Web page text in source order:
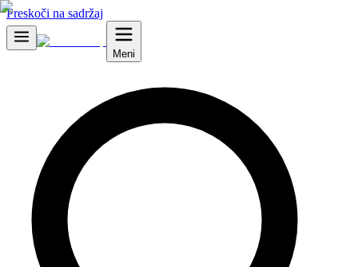
Preskoči na sadržaj
Meni